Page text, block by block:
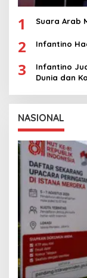
1 Suara Arab
2 Infantino
3
Infantino
Dunia dan
NASIONAL